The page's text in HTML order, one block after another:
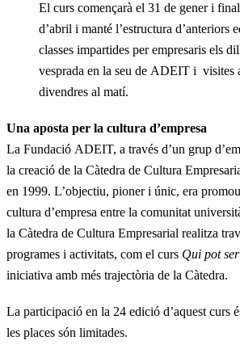
El curs començarà el 31 de gener i
d’abril i manté l’estructura d’anteriors
classes impartides per empresaris els
vesprada en la seu de ADEIT i visites
divendres al matí.
Una aposta per la cultura d’empresa
La Fundació ADEIT, a través d’un grup
la creació de la Càtedra de Cultura
en 1999. L’objectiu, pioner i únic, era
cultura d’empresa entre la comunitat
la Càtedra de Cultura Empresarial realitza
programes i activitats, com el curs Qui pot
iniciativa amb més trajectòria de la Càtedra.
La participació en la 24 edició d’aquest curs
les places són limitades.